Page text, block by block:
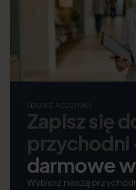
LEKARZ RODZINNY
Zapisz się
darmowe
Wybierz naszą